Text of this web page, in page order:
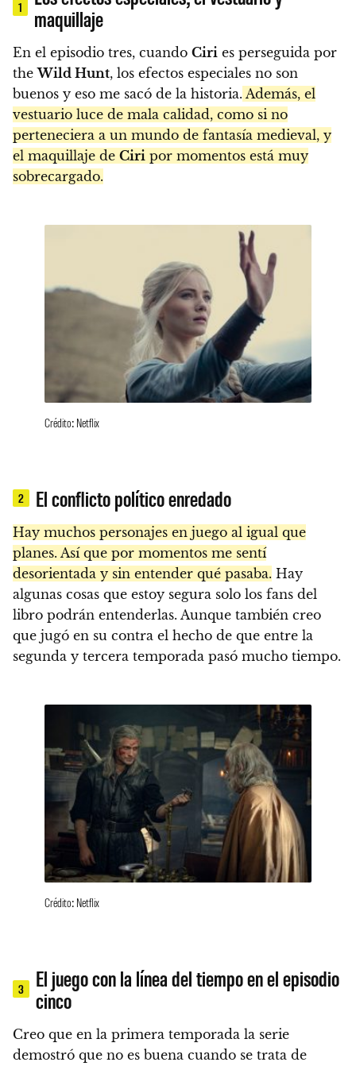
1
maquillaje
En el episodio tres, cuando Ciri es perseguida por
theWild Hunt, los efectos especiales no son
buenos y eso me sacó de la historia. Además, el
vestuario luce de mala calidad, como si no
perteneciera a un mundo de fantasía medieval, y
el maquillaje de Ciri por momentos está muy
sobrecargado.
Crédito: Netflix
2 El conflicto político enredado
Hay muchos personajes en juego al igual que
planes. Así que por momentos me sentí
desorientada y sin entender qué pasaba. Hay
algunas cosas que estoy segura solo los fans del
libro podrán entenderlas. Aunque también creo
que jugó en su contra el hecho de que entre la
segunda y tercera temporada pasó mucho tiempo.
Crédito: Netflix
3
El juego con la línea del tiempo en el episodio
cinco
Creo que en la primera temporada la serie
demostró que no es buena cuando se trata de